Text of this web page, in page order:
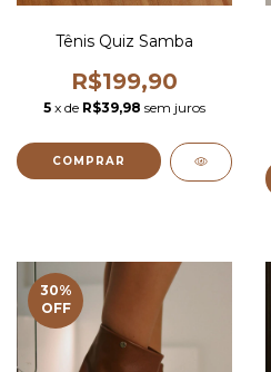
Tênis Quiz Samba
R$199,90
5 x de R$39,98 sem juros
COMPRAR
30%
OFF